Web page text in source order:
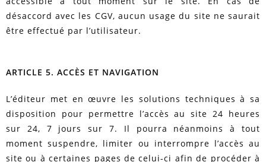
désaccord avec les CGV, aucun usage du site ne saurait
être effectué par l’utilisateur.
ARTICLE 5. ACCÈS ET NAVIGATION
L’éditeur met en œuvre les solutions techniques à sa
disposition pour permettre l’accès au site 24 heures
sur 24, 7 jours sur 7. Il pourra néanmoins à tout
moment suspendre, limiter ou interrompre l’accès au
site ou à certaines pages de celui-ci afin de procéder à